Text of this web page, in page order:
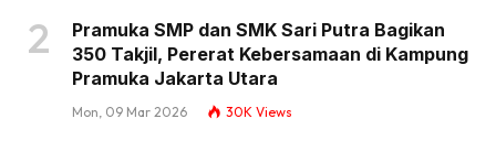
Pramuka SMP dan SMK Sari Putra Bagikan
350 Takjil, Pererat Kebersamaan di Kampung
Pramuka Jakarta Utara
Mon, 09 Mar 2026 30K Views